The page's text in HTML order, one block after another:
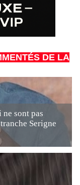
DE LA
sont pas
Serigne